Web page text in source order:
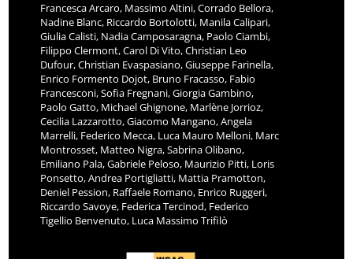
Francesca Arcaro, Massimo Altini, Corrado Bellora,
Nadine Blanc, Riccardo Bortolotti, Manila Calipari,
Giulia Calisti, Nadia Camposaragna, Paolo Ciambi,
Filippo Clermont, Carol Di Vito, Christian Leo
Dufour, Christian Evaspasiano, Giuseppe Farinella,
Enrico Formento Dojot, Bruno Fracasso, Fabio
Francesconi, Sofia Fregnani, Giorgia Gambino,
Paolo Gatto, Michael Ghignone, Marlène Jorrioz,
Cecilia Lazzarotto, Giacomo Mangano, Angela
Marrelli, Federico Mecca, Luca Mauro Melloni, Marc
Montrosset, Matteo Nigra, Sabrina Olibano,
Emiliano Pala, Gabriele Peloso, Maurizio Pitti, Loris
Ponsetto, Andrea Portigliatti, Mattia Pramotton,
Deniel Pession, Raffaele Romano, Enrico Ruggeri,
Riccardo Savoye, Federica Tercinod, Federico
Tigellio Benvenuto, Luca Massimo Trifilò